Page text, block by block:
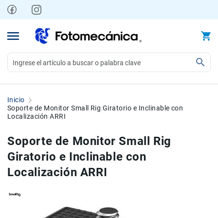
contenido
Profesionales
semiprofesionales
Acción
y
Deportes
Monitores
Accesorios
Inicio
Soporte de Monitor Small Rig Giratorio e Inclinable con
Localización ARRI
Soporte de Monitor Small Rig
Giratorio e Inclinable con
Localización ARRI